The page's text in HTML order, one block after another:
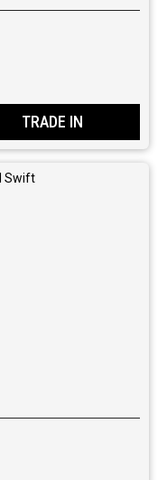
TRADE IN